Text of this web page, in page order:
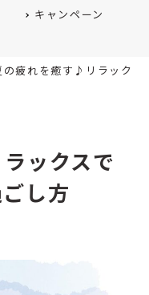
キャンペーン
の疲れを癒す♪リラック
ックスで
し方